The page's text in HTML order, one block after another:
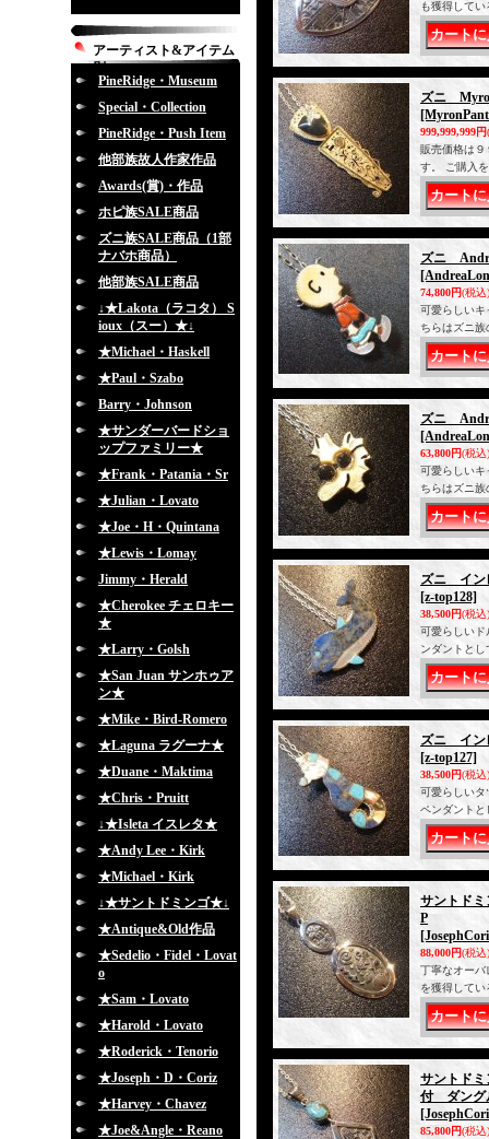
アーティスト&アイテム
別
PineRidge・Museum
Special・Collection
PineRidge・Push Item
他部族故人作家作品
Awards(賞)・作品
ホピ族SALE商品
ズニ族SALE商品（1部
ナバホ商品）
他部族SALE商品
↓★Lakota（ラコタ） S
ioux（スー）★↓
★Michael・Haskell
★Paul・Szabo
Barry・Johnson
★サンダーバードショ
ップファミリー★
★Frank・Patania・Sr
★Julian・Lovato
★Joe・H・Quintana
★Lewis・Lomay
Jimmy・Herald
★Cherokee チェロキー
★
★Larry・Golsh
★San Juan サンホゥア
ン★
★Mike・Bird-Romero
★Laguna ラグーナ★
★Duane・Maktima
★Chris・Pruitt
↓★Isleta イスレタ★
★Andy Lee・Kirk
★Michael・Kirk
↓★サントドミンゴ★↓
★Antique&Old作品
★Sedelio・Fidel・Lovat
o
★Sam・Lovato
★Harold・Lovato
★Roderick・Tenorio
★Joseph・D・Coriz
★Harvey・Chavez
★Joe&Angle・Reano
も獲得して
ズニ
999,999,999円
販売価格は９
す。 ご購入
ズニ
74,800円(税込)
可愛らしいキ
ちらはズニ
ズニ
63,800円(税込)
可愛らしいキ
ちらはズニ
ズニ イン
[z-top128]
38,500円(税込)
可愛らしいド
ンダントと
ズニ イン
[z-top127]
38,500円(税込)
可愛らしいタ
ペンダント
サントド
P
88,000円(税込)
丁寧なオーバ
を獲得して
サントド
付 ダング
85,800円(税込)